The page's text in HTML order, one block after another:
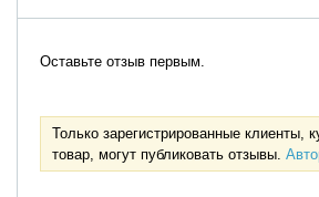
Оставьте отзыв первым.
Только зарегистрированные клиенты,
товар, могут публиковать отзывы.